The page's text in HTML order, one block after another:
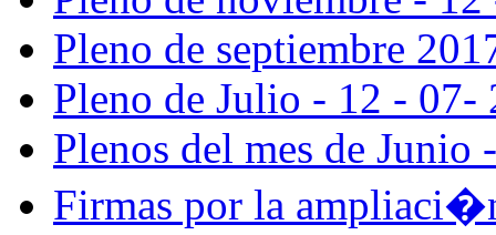
Pleno de septiembre
Pleno de Julio - 12 - 07-
Plenos del mes de Junio
Firmas por la